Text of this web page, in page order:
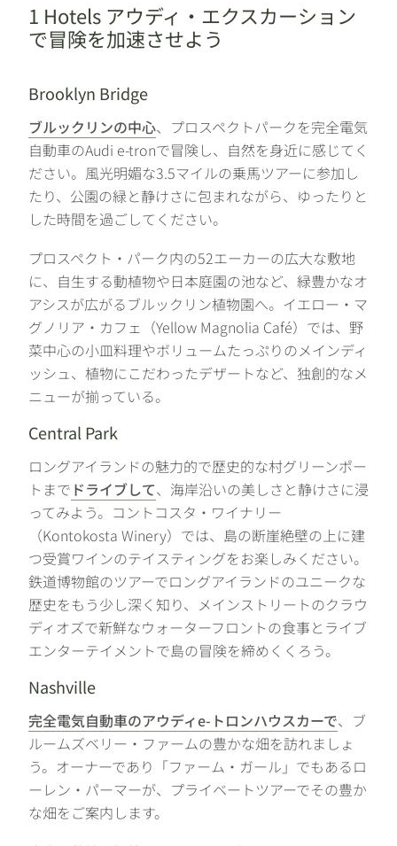
1 Hotels アウディ・エクスカーション
で冒険を加速させよう
Brooklyn Bridge
ブルックリンの中心、プロスペクトパークを完全電気
自動車のAudi e-tronで冒険し、自然を身近に感じてく
ださい。風光明媚な3.5マイルの乗馬ツアーに参加し
たり、公園の緑と静けさに包まれながら、ゆったりと
した時間を過ごしてください。
プロスペクト・パーク内の52エーカーの広大な敷地
に、自生する動植物や日本庭園の池など、緑豊かなオ
アシスが広がるブルックリン植物園へ。イエロー・マ
グノリア・カフェ（Yellow Magnolia Café）では、野
菜中心の小皿料理やボリュームたっぷりのメインディ
ッシュ、植物にこだわったデザートなど、独創的なメ
ニューが揃っている。
Central Park
ロングアイランドの魅力的で歴史的な村グリーンポー
トまで ドライブして、海岸沿いの美しさと静けさに浸
ってみよう。コントコスタ・ワイナリー
（Kontokosta Winery）では、島の断崖絶壁の上に建
つ受賞ワインのテイスティングをお楽しみください。
鉄道博物館のツアーでロングアイランドのユニークな
歴史をもう少し深く知り、メインストリートのクラウ
ディオズで新鮮なウォーターフロントの食事とライブ
エンターテイメントで島の冒険を締めくくろう。
Nashville
完全電気自動車のアウディe-トロンハウスカーで、ブ
ルームズベリー・ファームの豊かな畑を訪れましょ
う。オーナーであり「ファーム・ガール」でもあるロ
ーレン・パーマーが、プライベートツアーでその豊か
な畑をご案内します。